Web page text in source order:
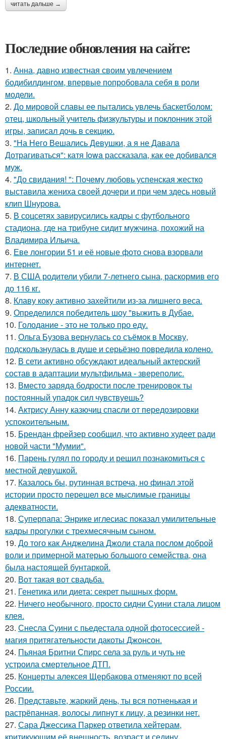
читать дальше →
Последние обновления на сайте:
1. Анна, давно известная своим увлечением
бодибилдингом, впервые попробовала себя в роли
модели.
2. До мировой славы ее пытались увлечь баскетболом:
отец, школьный учитель физкультуры и поклонник этой
игры, записал дочь в секцию.
3. "На Него Вешались Девушки, а я не Давала
Дотрагиваться": катя Iowa рассказала, как ее добивался
муж.
4. "До свидания! ": Почему любовь успенская жестко
выставила жениха своей дочери и при чем здесь новый
клип Шнурова.
5. В соцсетях завирусились кадры с футбольного
стадиона, где на трибуне сидит мужчина, похожий на
Владимира Ильича.
6. Еве лонгории 51 и её новые фото снова взорвали
интернет.
7. В США родители убили 7-летнего сына, раскормив его
до 116 кг.
8. Клаву коку активно захейтили из-за лишнего веса.
9. Определился победитель шоу "выжить в Дубае.
10. Голодание - это не только про еду.
11. Ольга Бузова вернулась со съёмок в Москву,
подскользнулась в душе и серьёзно повредила колено.
12. В сети активно обсуждают идеальный актерский
состав в адаптации мультфильма - звереполис.
13. Вместо заряда бодрости после тренировок ты
постоянный упадок сил чувствуешь?
14. Актрису Анну казючиц спасли от передозировки
успокоительным.
15. Брендан фрейзер сообщил, что активно худеет ради
новой части "Мумии".
16. Парень гулял по городу и решил познакомиться с
местной девушкой.
17. Казалось бы, рутинная встреча, но финал этой
истории просто перешел все мыслимые границы
адекватности.
18. Суперпапа: Энрике иглесиас показал умилительные
кадры прогулки с трехмесячным сыном.
19. До того как Анджелина Джоли стала послом доброй
воли и примерной матерью большого семейства, она
была настоящей бунтаркой.
20. Вот такая вот свадьба.
21. Генетика или диета: секрет пышных форм.
22. Ничего необычного, просто сидни Суини стала лицом
клея.
23. Снесла Суини с пьедестала одной фотосессией -
магия притягательности дакоты Джонсон.
24. Пьяная Бритни Спирс села за руль и чуть не
устроила смертельное ДТП.
25. Концерты алексея Щербакова отменяют по всей
России.
26. Представьте, жаркий день, ты вся потненькая и
растрёпанная, волосы липнут к лицу, а резинки нет.
27. Сара Джессика Паркер ответила хейтерам,
критикующим её внешность, возраст и седину.